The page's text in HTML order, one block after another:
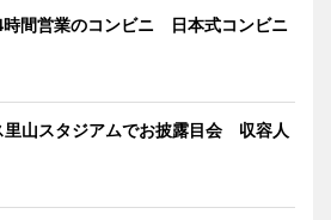
間営業のコンビニ 日本式コンビニ
里山スタジアムでお披露目会 収容人